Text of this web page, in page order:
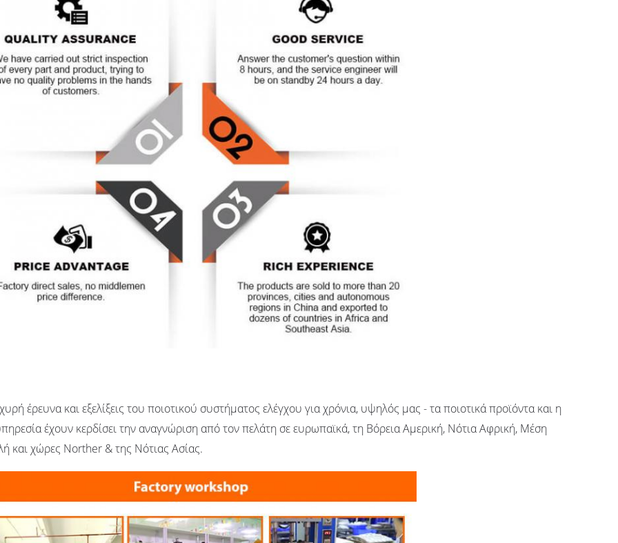
έρευνα και εξελίξεις του ποιοτικού συστήματος ελέγχου για χρόνια, υψηλός μας - τα ποιοτικά προϊόντα και η
έχουν κερδίσει την αναγνώριση από τον πελάτη σε ευρωπαϊκά, τη Βόρεια Αμερική, Νότια Αφρική, Μέση
και χώρες Norther & της Νότιας Ασίας.